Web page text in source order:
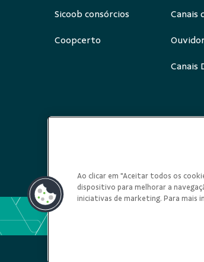
Sicoob consórcios
Coopcerto
Canais
Ao clicar em "Aceitar todos os
dispositivo para melhorar a
iniciativas de marketing. Para mais